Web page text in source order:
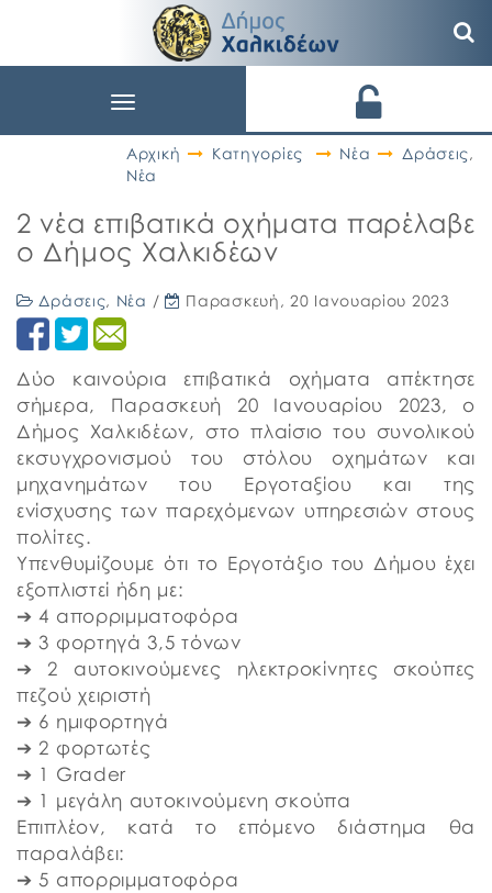
Toggle
Αρχική
Κατηγορίες Νέα Δράσεις,
Νέα
2 νέα επιβατικά οχήματα παρέλαβε
ο Δήμος Χαλκιδέων
Δράσεις, Νέα / Παρασκευή, 20 Ιανουαρίου 2023
Δύο καινούρια επιβατικά οχήματα απέκτησε
σήμερα, Παρασκευή 20 Ιανουαρίου 2023, ο
Δήμος Χαλκιδέων, στο πλαίσιο του συνολικού
εκσυγχρονισμού του στόλου οχημάτων και
μηχανημάτων του Εργοταξίου και της
ενίσχυσης των παρεχόμενων υπηρεσιών στους
πολίτες.
Υπενθυμίζουμε ότι το Εργοτάξιο του Δήμου έχει
εξοπλιστεί ήδη με:
➔ 4 απορριμματοφόρα
➔ 3 φορτηγά 3,5 τόνων
➔ 2 αυτοκινούμενες ηλεκτροκίνητες σκούπες
πεζού χειριστή
➔ 6 ημιφορτηγά
➔ 2 φορτωτές
➔ 1 Grader
➔ 1 μεγάλη αυτοκινούμενη σκούπα
Επιπλέον, κατά το επόμενο διάστημα θα
παραλάβει:
➔ 5 απορριμματοφόρα